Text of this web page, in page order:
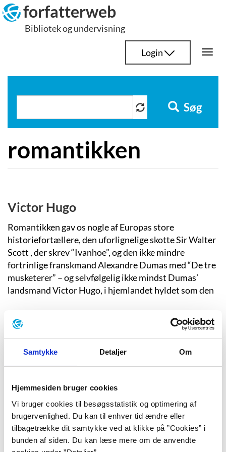
Samtykke Detaljer Om
Hjemmesiden bruger cookies
Vi bruger cookies til besøgsstatistik og optimering af
brugervenlighed. Du kan til enhver tid ændre eller
tilbagetrække dit samtykke ved at klikke på ”Cookies” i
bunden af siden. Du kan læse mere om de anvendte
Hop
til
indhold
forfatterweb
Bibliotek og undervisning
Login
Søg
romantikken
Victor Hugo
Romantikken gav os nogle af Europas store
historiefortællere, den uforlignelige skotte Sir Walter
Scott , der skrev “Ivanhoe”, og den ikke mindre
fortrinlige franskmand Alexandre Dumas med “De tre
musketerer” – og selvfølgelig ikke mindst Dumas’
landsmand Victor Hugo, i hjemlandet hyldet som den
Adam Oehlenschläger
Navnet Oehlenschläger er blevet synonym med
forsvundne guldhorn, harniskklædte kæmper og
ingen kedelig, tør digter, han var ungdomsoprører på
kunstens mening.
H. C. Andersen